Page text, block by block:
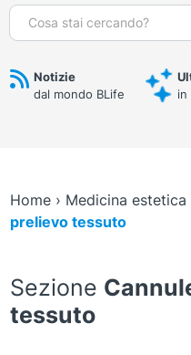
Cerca:
Notizie
dal mondo BLife
in
Home› Medicina estetica
prelievo tessuto
Sezione
tessuto